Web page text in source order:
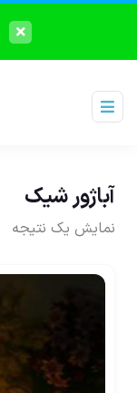
آباژور شیک
نمایش یک نتیجه